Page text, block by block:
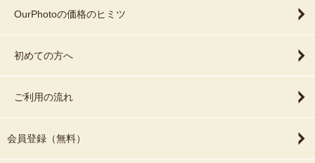
OurPhotoの価格のヒミツ
初めての方へ
ご利用の流れ
会員登録（無料）